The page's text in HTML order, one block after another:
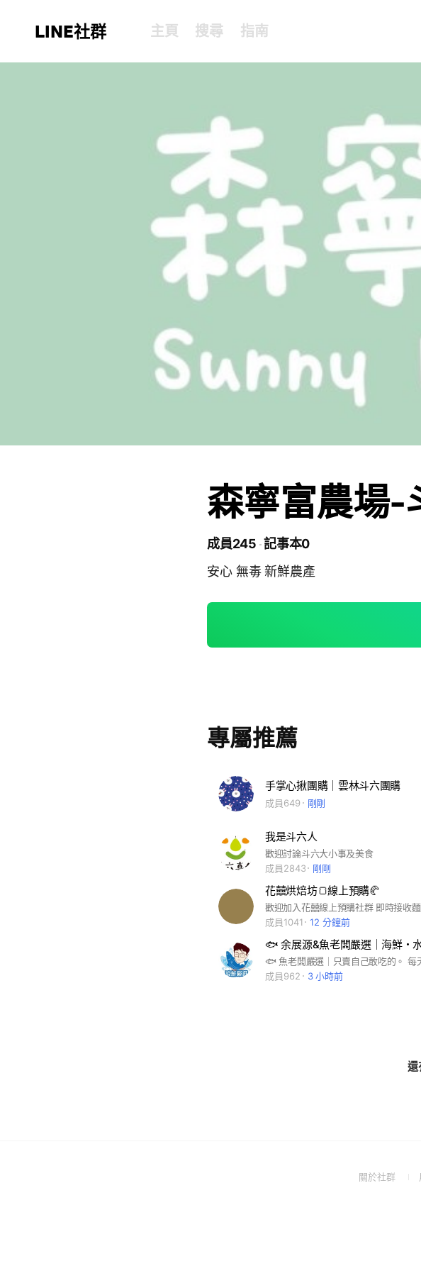
LINE社群 主頁 搜尋 指南
森寧富農場-
成員245 記事本0
安心 無毒 新鮮農產
專屬推薦
手掌心揪團購｜雲林斗六團購
成員649 剛剛
我是斗六人
歡迎討論斗六大小事及美食
成員2843
剛剛
花囍烘焙坊🍞線上預購🥐
成員1041
12 分鐘前
成員962
3 小時前
還
關於社群